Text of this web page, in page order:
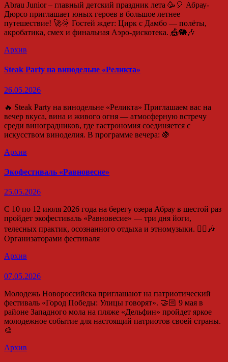
Abrau Junior – главный детский праздник лета 🥳🎈 Абрау-
Дюрсо приглашает юных героев в большое летнее
путешествие! 🚀🌞 Гостей ждет: Цирк с Дамбо — полёты,
акробатика, смех и финальная Аэро-дискотека. 🎪🐘🎶
Архив
Steak Party на винодельне «Реликта»
26.05.2026
🔥 Steak Party на винодельне «Реликта» Приглашаем вас на
вечер вкуса, вина и живого огня — атмосферную встречу
среди виноградников, где гастрономия соединяется с
искусством виноделия. В программе вечера: 🍇
Архив
Экофестиваль «Равновесие»
25.05.2026
С 10 по 12 июля 2026 года на берегу озера Абрау в шестой раз
пройдет экофестиваль «Равновесие» — три дня йоги,
телесных практик, осознанного отдыха и этномузыки. 🧘‍♀️🎶
Организаторами фестиваля
Архив
07.05.2026
Молодежь Новороссийска приглашают на патриотический
фестиваль «Город Победы: Улицы говорят». 🤝🏻 9 мая в
районе Западного мола на пляже «Дельфин» пройдет яркое
молодежное событие для настоящий патриотов своей страны.
🎨
Архив